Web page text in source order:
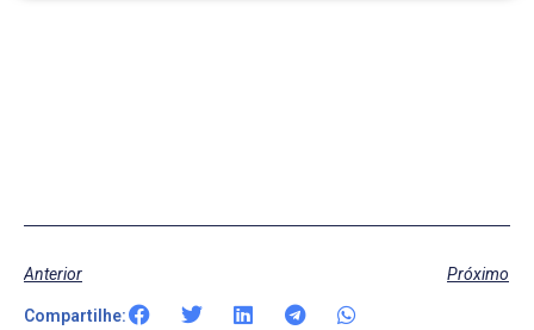
Anterior Próximo
Compartilhe: